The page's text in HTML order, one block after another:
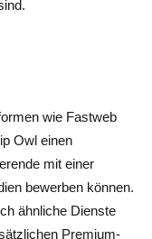
wie Fastweb
Owl einen
mit einer
bewerben können.
ähnliche Dienste
Premium-